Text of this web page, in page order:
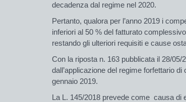
decadenza dal regime nel 2020.
Pertanto, qualora per l’anno 2019 i
inferiori al 50 % del fatturato
restando gli ulteriori requisiti e cause
Con la riposta n. 163 pubblicata il 28/05/
dall’applicazione del regime forfettario
gennaio 2019.
La L. 145/2018 prevede come causa di